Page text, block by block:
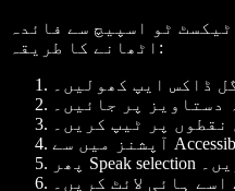
ٹو اسپیچ سے فائدہ
اٹھانے کا طریقہ:
ڈاکس ایپ کھولیں۔
دستاویز پر جائیں۔
پر ٹیپ کریں۔
Speak selection
ہائی لائٹ کریں۔